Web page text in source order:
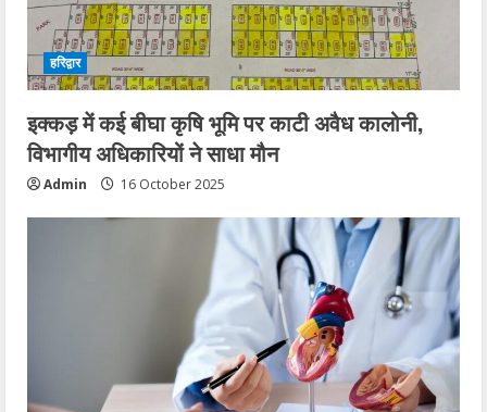
हरिद्वार
इक्कड़ में कई बीघा कृषि भूमि पर काटी अवैध कालोनी,
विभागीय अधिकारियों ने साधा मौन
Admin 16 October 2025